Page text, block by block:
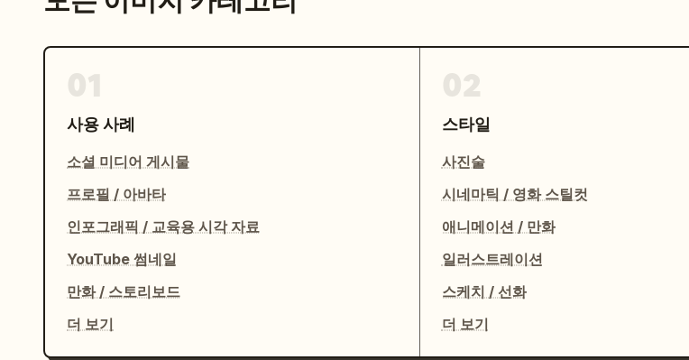
사용 사례
소셜 미디어 게시물
프로필 / 아바타
인포그래픽 / 교육용 시각 자료
YouTube 썸네일
만화 / 스토리보드
더 보기
스타일
사진술
시네마틱 / 영화 스틸컷
애니메이션 / 만화
일러스트레이션
스케치 / 선화
더 보기